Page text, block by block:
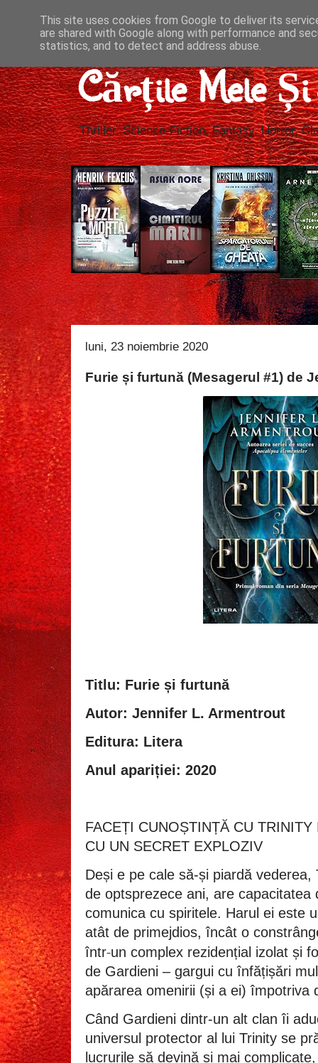
Cărțile Mele
Thriller, Science-Fiction, Fantasy, Horror,
luni, 23 noiembrie 2020
Furie și furtună (Mesagerul #1) de
Titlu: Furie și furtună
Autor: Jennifer L. Armentrout
Editura: Litera
Anul apariției: 2020
FACEȚI CUNOȘTINȚĂ CU
CU UN SECRET EXPLOZIV
Deși e pe cale să-și piardă
de optsprezece ani, are capacitatea
comunica cu spiritele. Harul ei este
atât de primejdios, încât o
într‑un complex rezidențial izolat și
de Gardieni – gargui cu înfățișări
apărarea omenirii (și a ei) împotriva
Când Gardieni dintr-un alt clan îi
universul protector al lui Trinity se
lucrurile să devină și mai
This site uses cookies from Google to deliver its
are shared with Google along with performance and
statistics, and to detect and address abuse.